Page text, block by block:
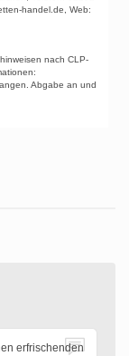
handel.de, Web:
nach CLP-
Abgabe an und
erfrischenden